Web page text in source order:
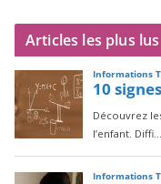
Articles les plus lus